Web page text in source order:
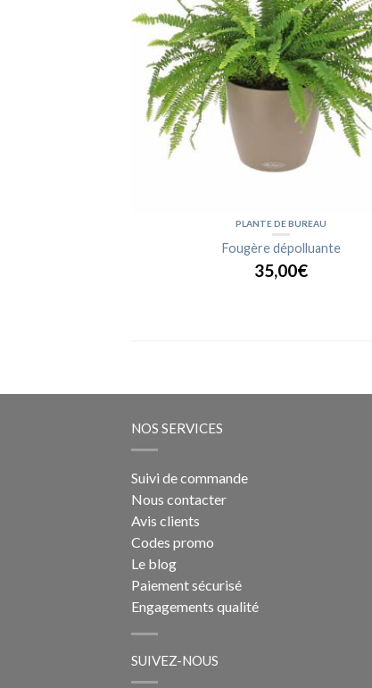
PLANTE DE BUREAU
Fougère dépolluante
35,00€
NOS SERVICES
Suivi de commande
Nous contacter
Avis clients
Codes promo
Le blog
Paiement sécurisé
Engagements qualité
SUIVEZ-NOUS